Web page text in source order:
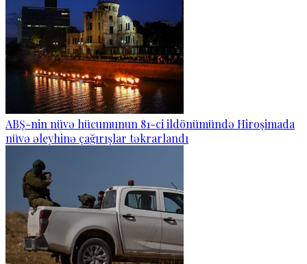
ABŞ-nin nüvə hücumunun 81-ci ildönümündə Hiroşimada
nüvə əleyhinə çağırışlar təkrarlandı